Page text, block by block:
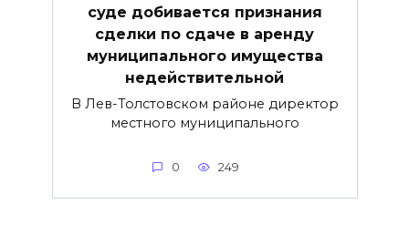
суде добивается признания
сделки по сдаче в аренду
муниципального имущества
недействительной
В Лев-Толстовском районе директор
местного муниципального
0 249